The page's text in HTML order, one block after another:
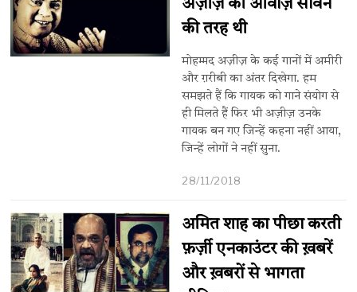
अज़ीज़ की आवाज़ सावन
की तरह थी
मोहम्मद अज़ीज़ के कई गानों में अमीरी
और ग़रीबी का अंतर दिखेगा. हम
समझते हैं कि गायक को गाने संयोग से
ही मिलते हैं फिर भी अज़ीज़ उनके
गायक बन गए जिन्हें कहना नहीं आया,
जिन्हें लोगों ने नहीं सुना.
28/11/2018
अमित शाह का पीछा करती
फ़र्ज़ी एनकाउंटर की ख़बरें
और ख़बरों से भागता